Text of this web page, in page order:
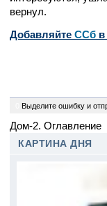
вернул.
Добавляйте CСб
Выделите ошибку и
Дом-2. Оглавление
КАРТИНА ДНЯ